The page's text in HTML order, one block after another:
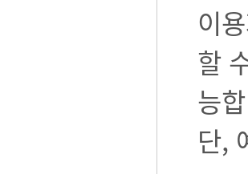
이
할
능
단,